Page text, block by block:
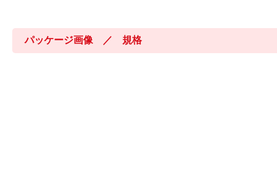
パッケージ画像 ／ 規格